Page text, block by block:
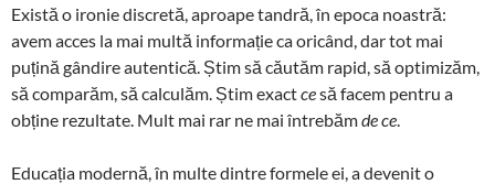
o
k
n
h
at
n
k
Există o ironie discretă, aproape tandră, în epoca noastră:
avem acces la mai multă informație ca oricând, dar tot mai
puțină gândire autentică. Știm să căutăm rapid, să optimizăm,
să comparăm, să calculăm. Știm exactcesă facem pentru a
obține rezultate. Mult mai rar ne mai întrebămde ce
Educația modernă, în multe dintre formele ei, a devenit o